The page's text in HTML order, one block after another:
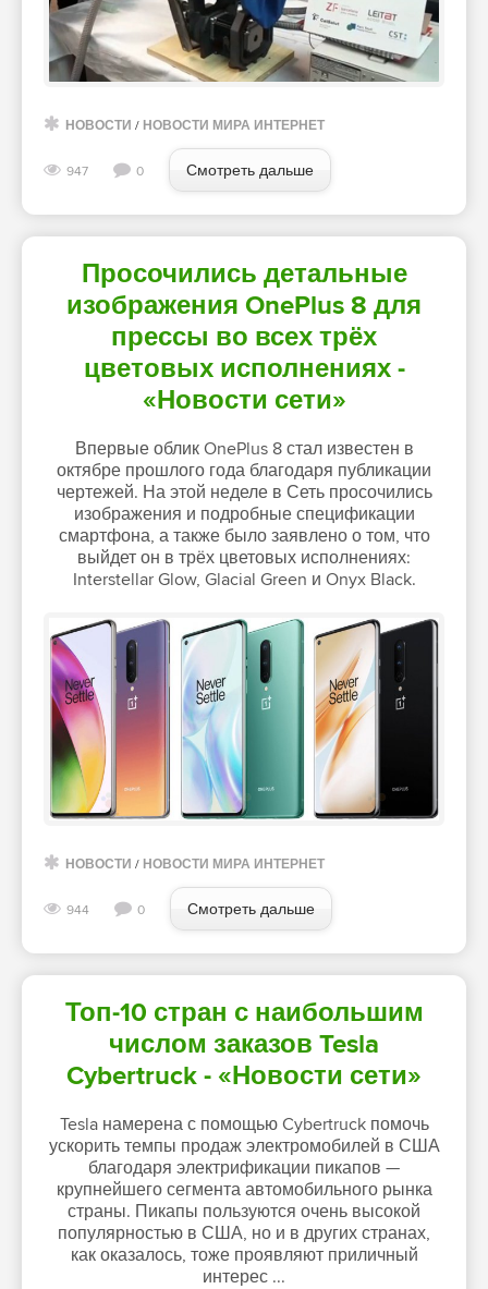
НОВОСТИ / НОВОСТИ МИРА ИНТЕРНЕТ
947 0 Смотреть дальше
Просочились детальные
изображения OnePlus 8 для
прессы во всех трёх
цветовых исполнениях -
«Новости сети»
Впервые облик OnePlus 8 стал известен в
октябре прошлого года благодаря публикации
чертежей. На этой неделе в Сеть просочились
изображения и подробные спецификации
смартфона, а также было заявлено о том, что
выйдет он в трёх цветовых исполнениях:
Interstellar Glow, Glacial Green и Onyx Black.
НОВОСТИ / НОВОСТИ МИРА ИНТЕРНЕТ
944 0 Смотреть дальше
Топ-10 стран с наибольшим
числом заказов Tesla
Cybertruck - «Новости сети»
Tesla намерена с помощью Cybertruck помочь
ускорить темпы продаж электромобилей в США
благодаря электрификации пикапов —
крупнейшего сегмента автомобильного рынка
страны. Пикапы пользуются очень высокой
популярностью в США, но и в других странах,
как оказалось, тоже проявляют приличный
интерес ...